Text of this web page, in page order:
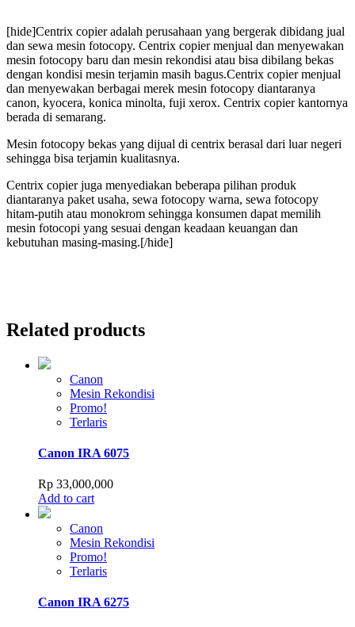
[hide]Centrix copier adalah perusahaan yang bergerak dibidang jual
dan sewa mesin fotocopy. Centrix copier menjual dan menyewakan
mesin fotocopy baru dan mesin rekondisi atau bisa dibilang bekas
dengan kondisi mesin terjamin masih bagus.Centrix copier menjual
dan menyewakan berbagai merek mesin fotocopy diantaranya
canon, kyocera, konica minolta, fuji xerox. Centrix copier kantornya
berada di semarang.
Mesin fotocopy bekas yang dijual di centrix berasal dari luar negeri
sehingga bisa terjamin kualitasnya.
Centrix copier juga menyediakan beberapa pilihan produk
diantaranya paket usaha, sewa fotocopy warna, sewa fotocopy
hitam-putih atau monokrom sehingga konsumen dapat memilih
mesin fotocopi yang sesuai dengan keadaan keuangan dan
kebutuhan masing-masing.[/hide]
Related products
Canon
Mesin Rekondisi
Promo!
Terlaris
Canon IRA 6075
Rp 33,000,000
Add to cart
Canon
Mesin Rekondisi
Promo!
Terlaris
Canon IRA 6275